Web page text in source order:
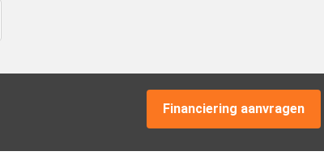
Financiering aanvragen